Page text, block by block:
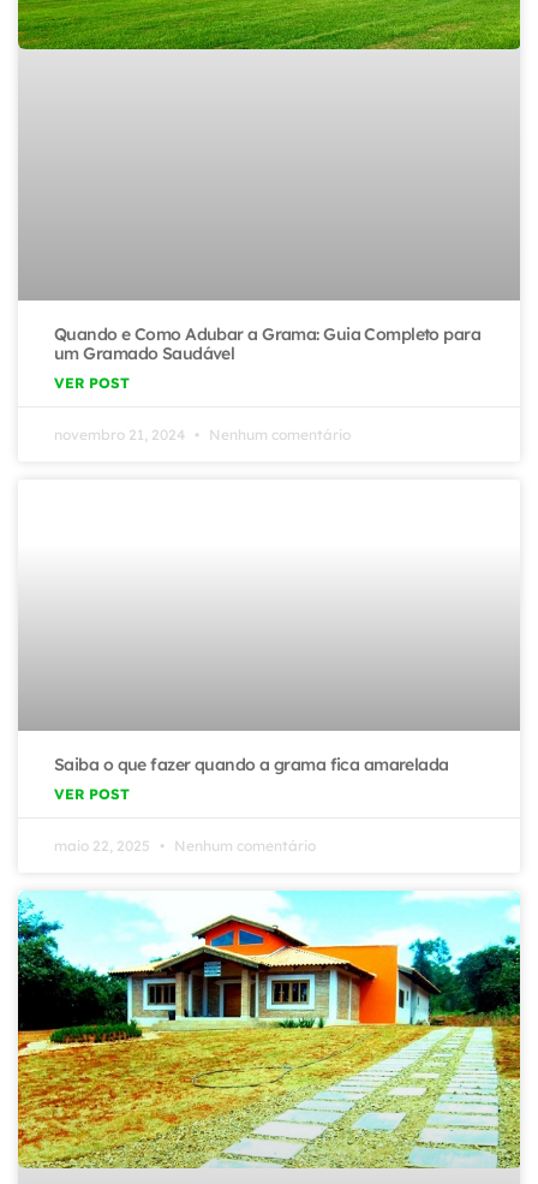
Quando e Como Adubar a Grama: Guia Completo para
um Gramado Saudável
VER POST
novembro 21, 2024 Nenhum comentário
Saiba o que fazer quando a grama fica amarelada
VER POST
maio 22, 2025 Nenhum comentário